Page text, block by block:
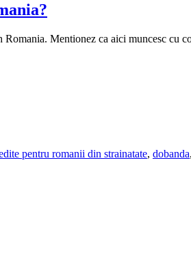
Mentionez ca aici muncesc cu
pentru romanii din strainatate, dobanda,